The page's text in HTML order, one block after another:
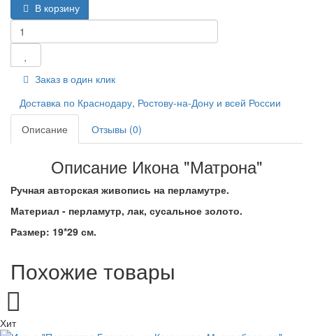
В корзину
Заказ в один клик
Доставка по Краснодару, Ростову-на-Дону и всей России
Описание
Отзывы (0)
Описание Икона "Матрона"
Ручная авторская живопись на перламутре.
Материал - перламутр, лак, сусальное золото.
Размер: 19*29 см.
Похожие товары
Хит